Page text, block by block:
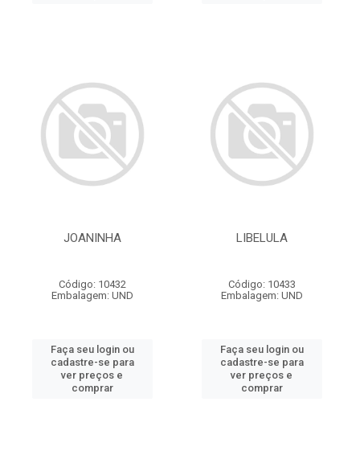
JOANINHA
Código: 10432
Embalagem: UND
Faça seu login ou
cadastre-se para
ver preços e
comprar
LIBELULA
Código: 10433
Embalagem: UND
Faça seu login ou
cadastre-se para
ver preços e
comprar